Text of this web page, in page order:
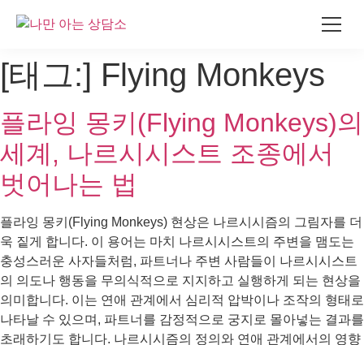
츠
로
건
너
뛰
기
[태그:] Flying Monkeys
플라잉 몽키(Flying Monkeys)의
세계, 나르시시스트 조종에서
벗어나는 법
플라잉 몽키(Flying Monkeys) 현상은 나르시시즘의 그림자를 더
욱 짙게 합니다. 이 용어는 마치 나르시시스트의 주변을 맴도는
충성스러운 사자들처럼, 파트너나 주변 사람들이 나르시시스트
의 의도나 행동을 무의식적으로 지지하고 실행하게 되는 현상을
의미합니다. 이는 연애 관계에서 심리적 압박이나 조작의 형태로
나타날 수 있으며, 파트너를 감정적으로 궁지로 몰아넣는 결과를
초래하기도 합니다. 나르시시즘의 정의와 연애 관계에서의 영향